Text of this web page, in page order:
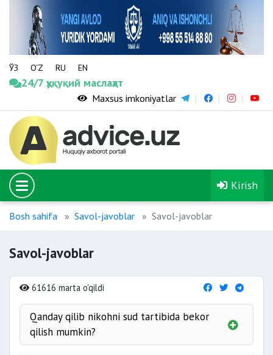
ЎЗ O‘Z RU EN
24/7 ҳуқуқий маслаҳат
Maxsus imkoniyatlar
Kirish
Bosh sahifa Savol-javoblar Savol-javoblar
Savol-javoblar
61616 marta o'qildi
Qanday qilib nikohni sud tartibida bekor
qilish mumkin?